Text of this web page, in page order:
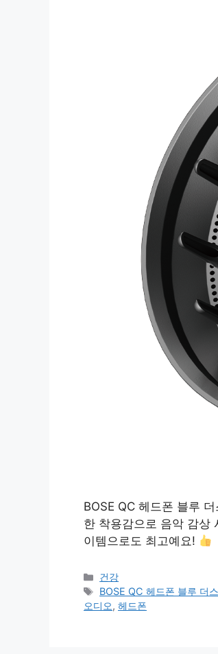
BOSE QC 헤드폰 블루
한 착용감으로 음악 감상
이템으로도 최고예요!
카
테
고
건강
태
그
BOSE QC 헤드폰 블루 더
오디오, 헤드폰